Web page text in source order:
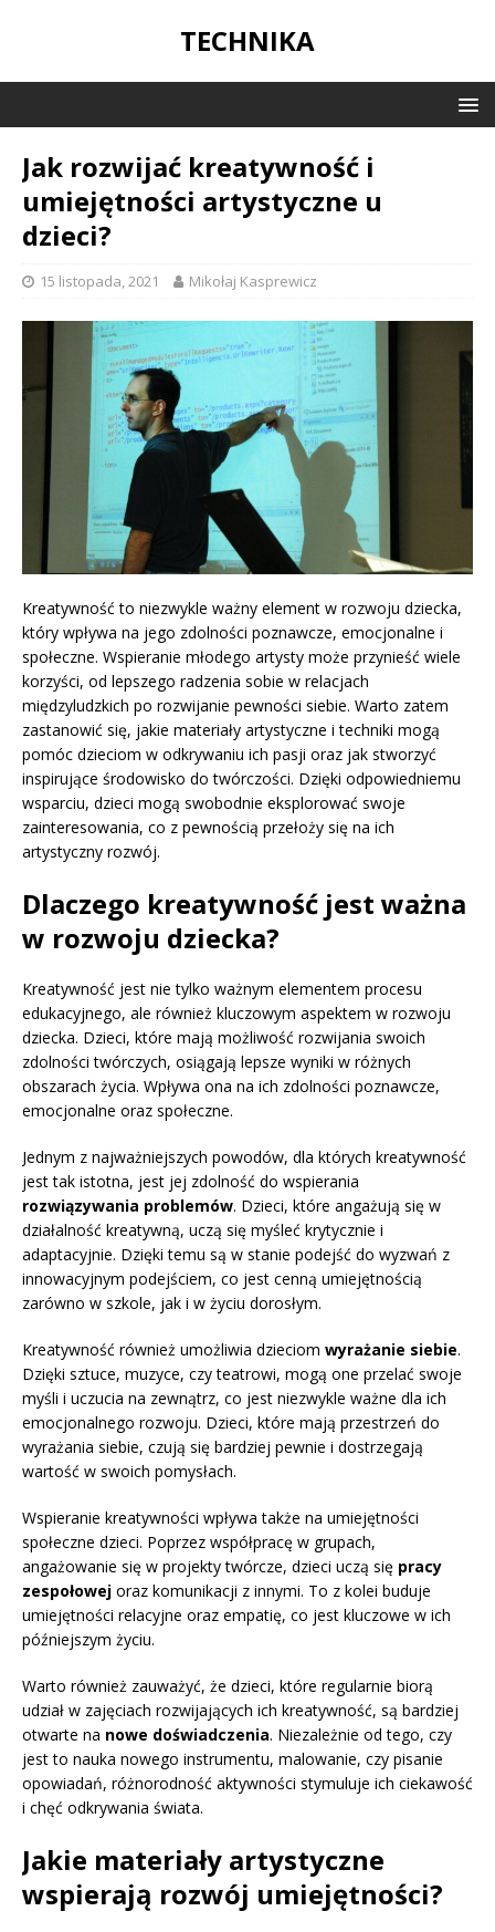
TECHNIKA
Jak rozwijać kreatywność i
umiejętności artystyczne u
dzieci?
15 listopada, 2021 Mikołaj Kasprewicz
Kreatywność to niezwykle ważny element w rozwoju dziecka,
który wpływa na jego zdolności poznawcze, emocjonalne i
społeczne. Wspieranie młodego artysty może przynieść wiele
korzyści, od lepszego radzenia sobie w relacjach
międzyludzkich po rozwijanie pewności siebie. Warto zatem
zastanowić się, jakie materiały artystyczne i techniki mogą
pomóc dzieciom w odkrywaniu ich pasji oraz jak stworzyć
inspirujące środowisko do twórczości. Dzięki odpowiedniemu
wsparciu, dzieci mogą swobodnie eksplorować swoje
zainteresowania, co z pewnością przełoży się na ich
artystyczny rozwój.
Dlaczego kreatywność jest ważna
w rozwoju dziecka?
Kreatywność jest nie tylko ważnym elementem procesu
edukacyjnego, ale również kluczowym aspektem w rozwoju
dziecka. Dzieci, które mają możliwość rozwijania swoich
zdolności twórczych, osiągają lepsze wyniki w różnych
obszarach życia. Wpływa ona na ich zdolności poznawcze,
emocjonalne oraz społeczne.
Jednym z najważniejszych powodów, dla których kreatywność
jest tak istotna, jest jej zdolność do wspierania
rozwiązywania problemów. Dzieci, które angażują się w
działalność kreatywną, uczą się myśleć krytycznie i
adaptacyjnie. Dzięki temu są w stanie podejść do wyzwań z
innowacyjnym podejściem, co jest cenną umiejętnością
zarówno w szkole, jak i w życiu dorosłym.
Kreatywność również umożliwia dzieciom wyrażanie siebie.
Dzięki sztuce, muzyce, czy teatrowi, mogą one przelać swoje
myśli i uczucia na zewnątrz, co jest niezwykle ważne dla ich
emocjonalnego rozwoju. Dzieci, które mają przestrzeń do
wyrażania siebie, czują się bardziej pewnie i dostrzegają
wartość w swoich pomysłach.
Wspieranie kreatywności wpływa także na umiejętności
społeczne dzieci. Poprzez współpracę w grupach,
angażowanie się w projekty twórcze, dzieci uczą się pracy
zespołowej oraz komunikacji z innymi. To z kolei buduje
umiejętności relacyjne oraz empatię, co jest kluczowe w ich
późniejszym życiu.
Warto również zauważyć, że dzieci, które regularnie biorą
udział w zajęciach rozwijających ich kreatywność, są bardziej
otwarte na nowe doświadczenia. Niezależnie od tego, czy
jest to nauka nowego instrumentu, malowanie, czy pisanie
opowiadań, różnorodność aktywności stymuluje ich ciekawość
i chęć odkrywania świata.
Jakie materiały artystyczne
wspierają rozwój umiejętności?